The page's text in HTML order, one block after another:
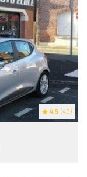
4.5 (45)